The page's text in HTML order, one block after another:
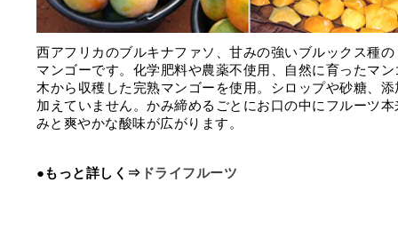
⻄アフリカのブルキナファソ、⽢みの強いブルックス種
マンゴーです。化学肥料や農薬不使用、自然に育ったマ
木から収穫した完熟マンゴーを使用。シロップや砂糖、
加えていません。かみ締めるごとにお口の中にフルーツ
みと爽やかな酸味が広がります。
●もっと詳しく⇒ ドライフルーツ